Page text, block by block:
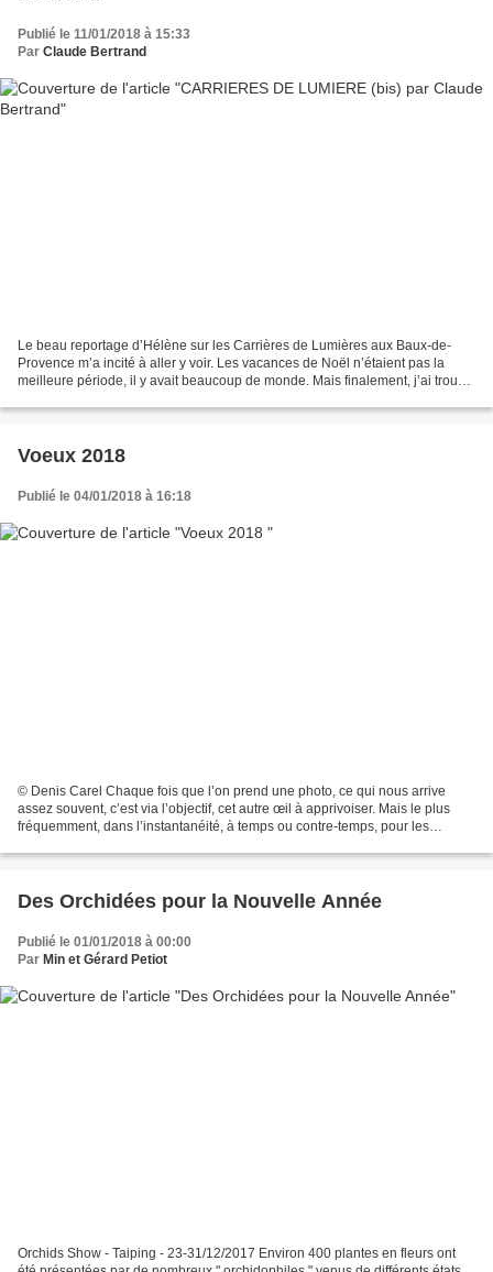
Publié le 11/01/2018 à 15:33
Par Claude Bertrand
Le beau reportage d’Hélène sur les Carrières de Lumières aux Baux-de-
Provence m’a incité à aller y voir. Les vacances de Noël n’étaient pas la
meilleure période, il y avait beaucoup de monde. Mais finalement, j’ai trouvé
Voeux 2018
Publié le 04/01/2018 à 16:18
© Denis Carel Chaque fois que l’on prend une photo, ce qui nous arrive
assez souvent, c’est via l’objectif, cet autre œil à apprivoiser. Mais le plus
fréquemment, dans l’instantanéité, à temps ou contre-temps, pour les
Des Orchidées pour la Nouvelle Année
Publié le 01/01/2018 à 00:00
Par Min et Gérard Petiot
Orchids Show - Taiping - 23-31/12/2017 Environ 400 plantes en fleurs ont